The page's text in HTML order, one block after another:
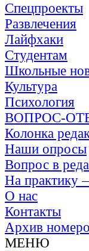
Спецпроекты
Развлечения
Лайфхаки
Студентам
Школьные
Культура
Психология
ВОПРОС-
Колонка
Наши опросы
Вопрос в
На
О нас
Контакты
Архив
МЕНЮ